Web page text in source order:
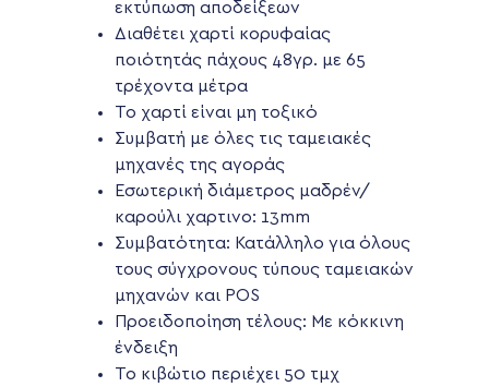
εκτύπωση αποδείξεων
Διαθέτει χαρτί κορυφαίας
ποιότητάς πάχους 48γρ. με 65
τρέχοντα μέτρα
Το χαρτί είναι μη τοξικό
Συμβατή με όλες τις ταμειακές
μηχανές της αγοράς
Εσωτερική διάμετρος μαδρέν/
καρούλι χαρτινο: 13mm
Συμβατότητα: Κατάλληλο για όλους
τους σύγχρονους τύπους ταμειακών
μηχανών και POS
Προειδοποίηση τέλους: Με κόκκινη
ένδειξη
Το κιβώτιο περιέχει 50 τμχ